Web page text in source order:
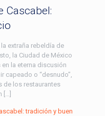
Cascabel:
extraña rebeldía de
la Ciudad de México
la eterna discusión
capeado o “desnudo”,
de los restaurantes
tradición y buen